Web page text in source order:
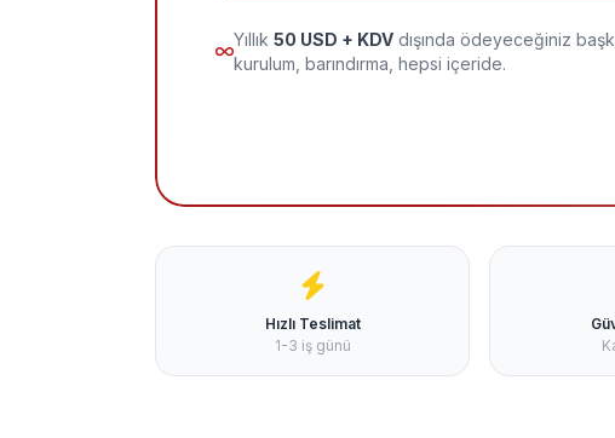
Yıllık 50 USD + KDV dışında ödeyeceğiniz
kurulum, barındırma, hepsi içeride.
Hızlı Teslimat
1-3 iş günü